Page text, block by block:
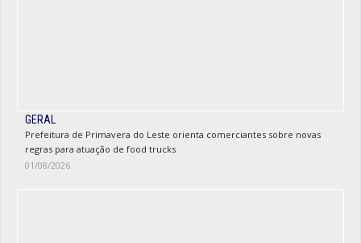
GERAL
Prefeitura de Primavera do Leste orienta comerciantes sobre novas
regras para atuação de food trucks
01/08/2026